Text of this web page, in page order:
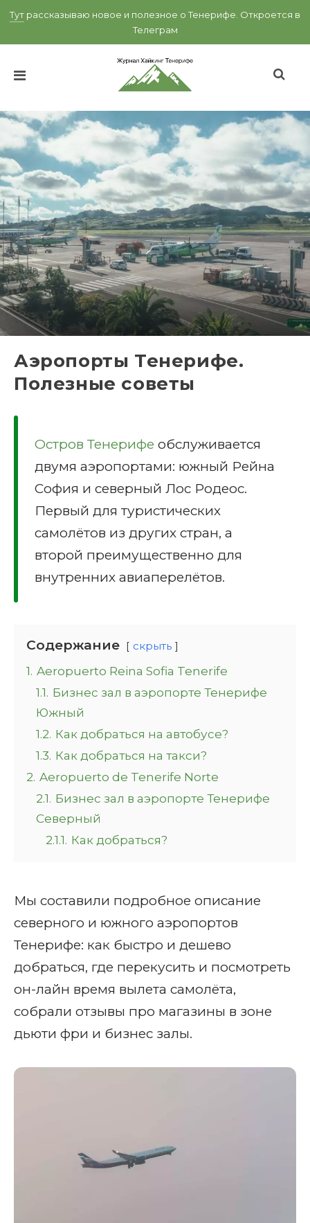
Тут рассказываю новое и полезное о Тенерифе. Откроется в
Телеграм
Аэропорты Тенерифе.
Полезные советы
Остров Тенерифе обслуживается
двумя аэропортами: южный Рейна
София и северный Лос Родеос.
Первый для туристических
самолётов из других стран, а
второй преимущественно для
внутренних авиаперелётов.
Содержание скрыть
1. Aeropuerto Reina Sofia Tenerife
1.1. Бизнес зал в аэропорте Тенерифе
Южный
1.2. Как добраться на автобусе?
1.3. Как добраться на такси?
2. Aeropuerto de Tenerife Norte
2.1. Бизнес зал в аэропорте Тенерифе
Северный
2.1.1. Как добраться?
Мы составили подробное описание
северного и южного аэропортов
Тенерифе: как быстро и дешево
добраться, где перекусить и посмотреть
он-лайн время вылета самолёта,
собрали отзывы про магазины в зоне
дьюти фри и бизнес залы.